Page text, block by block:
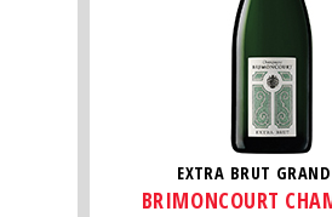
EXTRA BRUT
BRIMONCOURT